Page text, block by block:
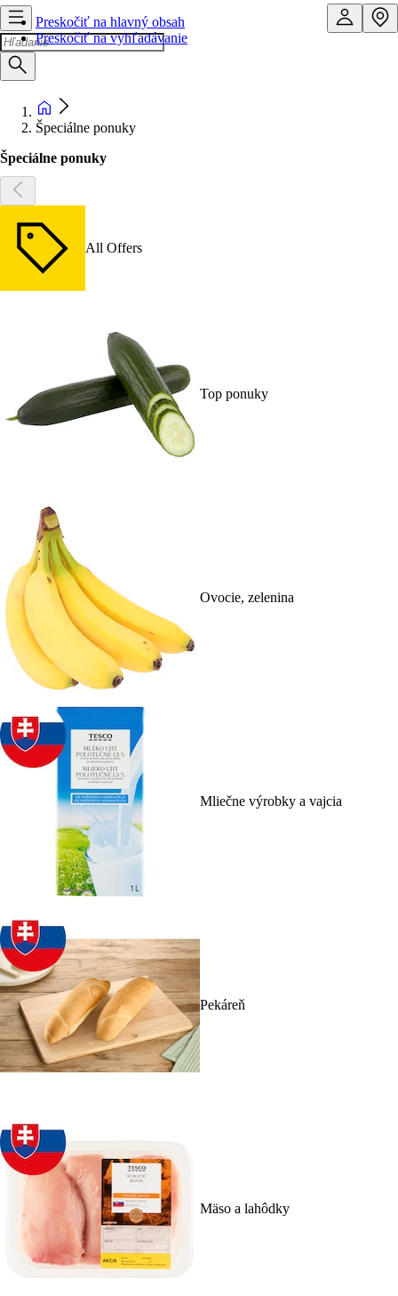
Preskočiť na hlavný obsah
Preskočiť na vyhľadávanie
Špeciálne ponuky
Špeciálne ponuky
All Offers
Top ponuky
Ovocie, zelenina
Mliečne výrobky a vajcia
Pekáreň
Mäso a lahôdky